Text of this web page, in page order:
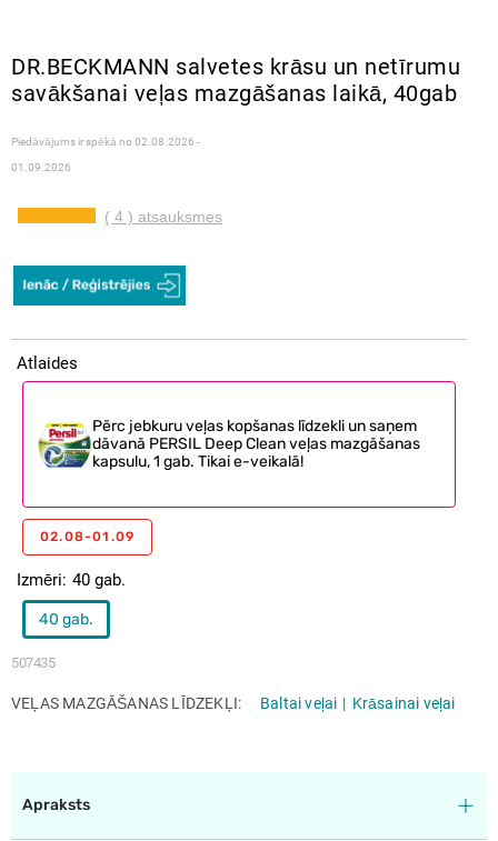
DR.BECKMANN salvetes krāsu un netīrumu
savākšanai veļas mazgāšanas laikā, 40gab
Piedāvājums ir spēkā no 02.08.2026 -
01.09.2026
( 4 ) atsauksmes
507435
Izmēri 40 gab.
40 gab.
Atlaides
Pērc jebkuru veļas kopšanas līdzekli un saņem
dāvanā PERSIL Deep Clean veļas mazgāšanas
kapsulu, 1 gab. Tikai e-veikalā!
02.08-01.09
VEĻAS MAZGĀŠANAS LĪDZEKĻI Baltai veļai Krāsainai veļai
Apraksts